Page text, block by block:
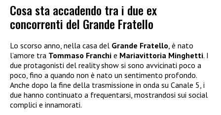
Cosa sta accadendo tra i due ex
concorrenti del Grande Fratello
Lo scorso anno, nella casa del Grande Fratello , è nato
l’amore tra Tommaso Franchi e Mariavittoria Minghetti. I
due protagonisti del reality show si sono avvicinati poco a
poco, fino a quando non è nato un sentimento profondo.
Anche dopo la fine della trasmissione in onda su Canale 5, i
due hanno continuato a frequentarsi, mostrandosi sui social
complici e innamorati.